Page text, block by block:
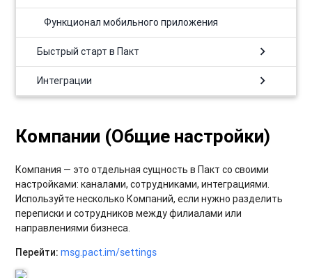
Функционал мобильного приложения
Быстрый старт в Пакт chevron_right
Интеграции chevron_right
Компании (Общие настройки)
Компания — это отдельная сущность в Пакт со своими
настройками: каналами, сотрудниками, интеграциями.
Используйте несколько Компаний, если нужно разделить
переписки и сотрудников между филиалами или
направлениями бизнеса.
Перейти: msg.pact.im/settings